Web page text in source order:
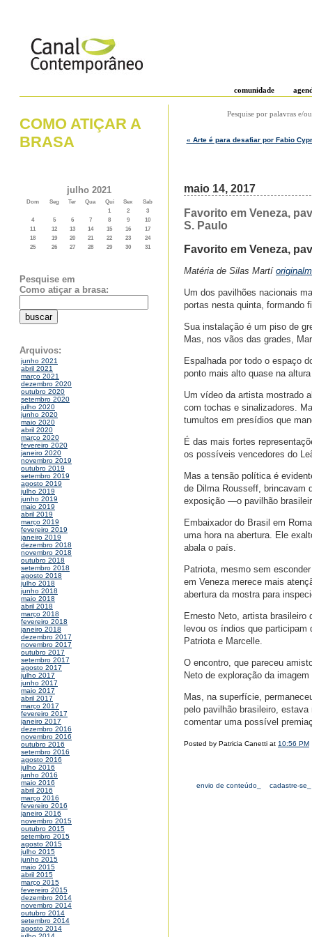
comunidade
COMO ATIÇAR A
BRASA
julho 2021
Dom Seg Ter Qua Qui Sex
Sab
1
2
3
4
5 6 7 8 9
10
11
12 13 14 15 16
17
18
19 20 21 22 23
24
25
26 27 28 29 30 31
Pesquise em
Como atiçar a brasa:
Arquivos:
junho 2021
abril 2021
março 2021
dezembro 2020
outubro 2020
setembro 2020
julho 2020
junho 2020
maio 2020
abril 2020
março 2020
fevereiro 2020
janeiro 2020
novembro 2019
outubro 2019
setembro 2019
agosto 2019
julho 2019
junho 2019
maio 2019
abril 2019
março 2019
fevereiro 2019
janeiro 2019
dezembro 2018
novembro 2018
outubro 2018
setembro 2018
agosto 2018
julho 2018
junho 2018
maio 2018
abril 2018
março 2018
fevereiro 2018
janeiro 2018
dezembro 2017
novembro 2017
outubro 2017
setembro 2017
agosto 2017
julho 2017
junho 2017
maio 2017
abril 2017
março 2017
fevereiro 2017
janeiro 2017
dezembro 2016
novembro 2016
outubro 2016
setembro 2016
agosto 2016
julho 2016
junho 2016
maio 2016
abril 2016
março 2016
fevereiro 2016
janeiro 2016
novembro 2015
outubro 2015
setembro 2015
agosto 2015
julho 2015
junho 2015
maio 2015
abril 2015
março 2015
fevereiro 2015
dezembro 2014
novembro 2014
outubro 2014
setembro 2014
agosto 2014
Pesquise por palavras e/
« Arte é para desafiar por Fabio
maio 14, 2017
Favorito em Veneza,
S. Paulo
Favorito em Veneza,
Matéria de Silas Martí
Um dos pavilhões nacionais
portas nesta quinta, formando
Sua instalação é um piso de
Mas, nos vãos das grades,
Espalhada por todo o espaço
ponto mais alto quase na
Um vídeo da artista mostrado
com tochas e sinalizadores.
tumultos em presídios que
É das mais fortes
os possíveis vencedores do
Mas a tensão política é
de Dilma Rousseff, brincavam
exposição —o pavilhão
Embaixador do Brasil em
uma hora na abertura. Ele
abala o país.
Patriota, mesmo sem
em Veneza merece mais
abertura da mostra para
Ernesto Neto, artista brasileiro
levou os índios que
Patriota e Marcelle.
O encontro, que pareceu
Neto de exploração da
Mas, na superfície,
pelo pavilhão brasileiro,
comentar uma possível
Posted by Patricia Canetti at 10:56 PM
envio de conteúdo_ cadastre-se_